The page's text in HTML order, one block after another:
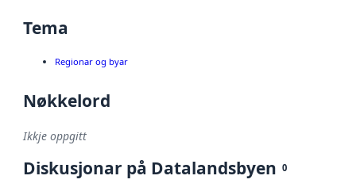
Tema
Regionar og byar
Nøkkelord
Ikkje oppgitt
Diskusjonar på Datalandsbyen 0